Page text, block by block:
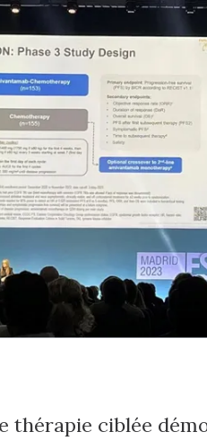
thérapie ciblée